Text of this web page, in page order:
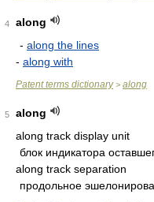
4
along
- along the lines
- along with
Patent terms dictionary> along
5
along
along track display unit
блок индикатора
along track separation
продольное